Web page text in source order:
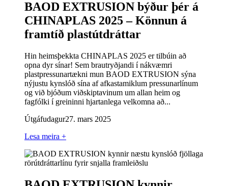
BAOD EXTRUSION býður þér á
CHINAPLAS 2025 – Könnun á
framtíð plastútdráttar
Hin heimsþekkta CHINAPLAS 2025 er tilbúin að
opna dyr sínar! Sem brautryðjandi í nákvæmri
plastpressunartækni mun BAOD EXTRUSION sýna
nýjustu kynslóð sína af afkastamiklum pressunarlínum
og við bjóðum viðskiptavinum um allan heim og
fagfólki í greininni hjartanlega velkomna að...
Útgáfudagur27. mars 2025
Lesa meira +